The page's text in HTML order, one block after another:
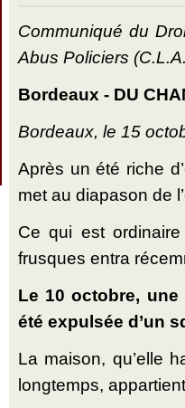
Communiqué du
Abus Policiers
Bordeaux - DU
Bordeaux, le 15
Après un été riche
met au diapason de
Ce qui est
frusques entra
Le 10 octobre,
été expulsée d’un
La maison, qu’elle
longtemps,